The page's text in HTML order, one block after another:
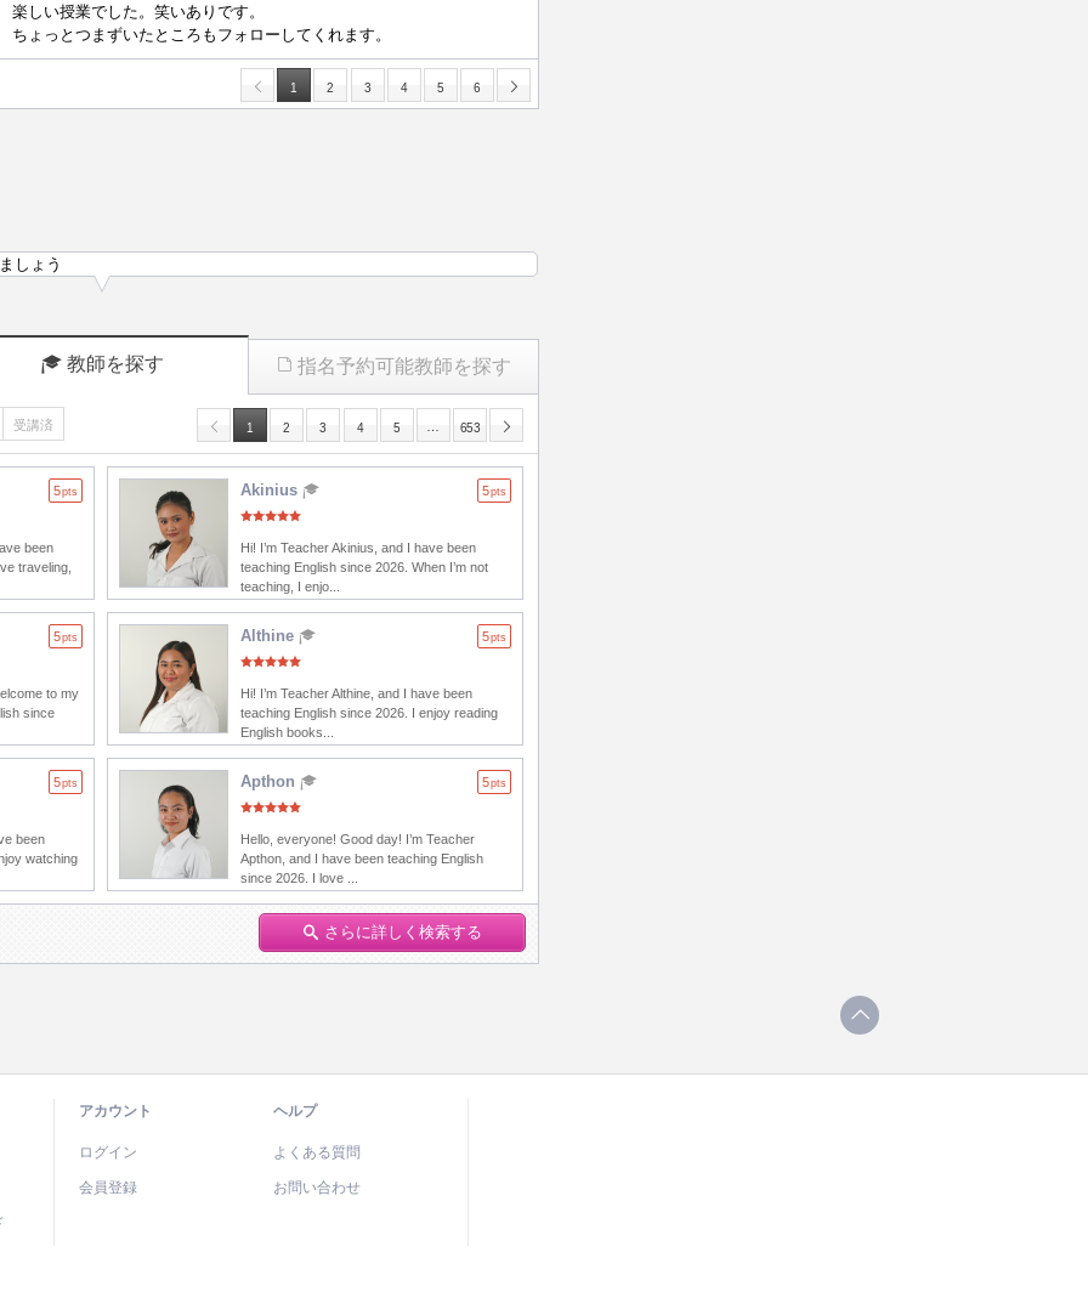
楽しい授業でした。笑いありです。
ちょっとつまずいたところもフォローしてくれます。
1 2 3 4 5 6
教師を探す 指名予約可能教師を探す
しょう
受講済 1 2 3 4 5 653
5pts
been
traveling,
Akinius 5pts
Hi! I’m Teacher Akinius, and I have been
teaching English since 2026. When I’m not
teaching, I enjo...
5pts
to my
since
Althine 5pts
Hi! I’m Teacher Althine, and I have been
teaching English since 2026. I enjoy reading
English books...
5pts
been
watching
Apthon 5pts
Hello, everyone! Good day! I’m Teacher
Apthon, and I have been teaching English
since 2026. I love ...
さらに詳しく検索する
アカウント
ログイン
会員登録
ヘルプ
よくある質問
お問い合わせ